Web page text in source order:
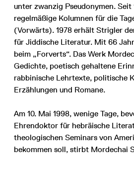
unter zwanzig Pseudonymen. Seit
regelmäßige Kolumnen für die
(Vorwärts). 1978 erhält Strigler
für Jiddische Literatur. Mit 66
beim „Forverts“. Das Werk
Gedichte, poetisch gehaltene
rabbinische Lehrtexte, politische
Erzählungen und Romane.
Am 10. Mai 1998, wenige Tage,
Ehrendoktor für hebräische
theologischen Seminars von
bekommen soll, stirbt Mordechai